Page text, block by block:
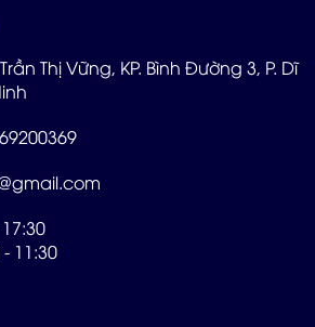
Thị Vững, KP. Bình Đường 3, P. Dĩ
11:30